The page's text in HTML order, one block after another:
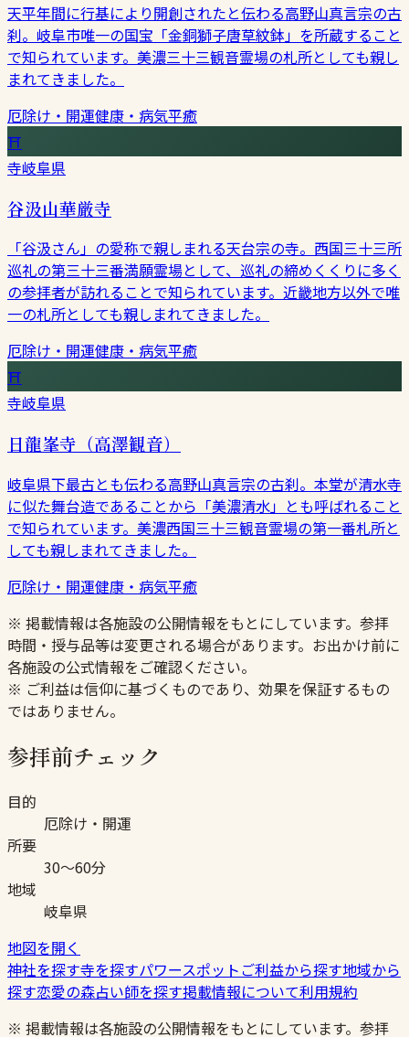
天平年間に行基により開創されたと伝わる高野山真言宗の古
刹。岐阜市唯一の国宝「金銅獅子唐草紋鉢」を所蔵すること
で知られています。美濃三十三観音霊場の札所としても親し
まれてきました。
厄除け・開運健康・病気平癒
⛩
寺岐阜県
谷汲山華厳寺
「谷汲さん」の愛称で親しまれる天台宗の寺。西国三十三所
巡礼の第三十三番満願霊場として、巡礼の締めくくりに多く
の参拝者が訪れることで知られています。近畿地方以外で唯
一の札所としても親しまれてきました。
厄除け・開運健康・病気平癒
⛩
寺岐阜県
日龍峯寺（高澤観音）
岐阜県下最古とも伝わる高野山真言宗の古刹。本堂が清水寺
に似た舞台造であることから「美濃清水」とも呼ばれること
で知られています。美濃西国三十三観音霊場の第一番札所と
しても親しまれてきました。
厄除け・開運健康・病気平癒
※ 掲載情報は各施設の公開情報をもとにしています。参拝
時間・授与品等は変更される場合があります。お出かけ前に
各施設の公式情報をご確認ください。
※ ご利益は信仰に基づくものであり、効果を保証するもの
ではありません。
参拝前チェック
目的
厄除け・開運
所要
30〜60分
地域
岐阜県
地図を開く
神社を探す寺を探すパワースポットご利益から探す地域から
探す恋愛の森占い師を探す掲載情報について利用規約
※ 掲載情報は各施設の公開情報をもとにしています。参拝